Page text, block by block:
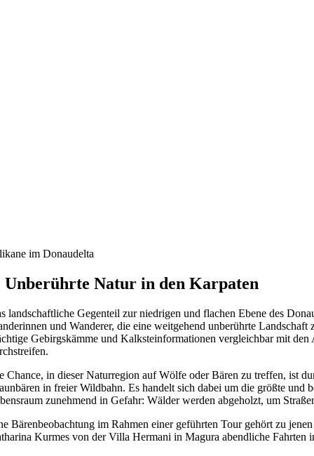
im Donaudelta
Unberührte Natur in den Karpaten
landschaftliche Gegenteil zur niedrigen und flachen Ebene des
und Wanderer, die eine weitgehend unberührte
Gebirgskämme und Kalksteinformationen vergleichbar mit
Chance, in dieser Naturregion auf Wölfe oder Bären zu treffen, ist
in freier Wildbahn. Es handelt sich dabei um die größte
zunehmend in Gefahr: Wälder werden abgeholzt, um
Bärenbeobachtung im Rahmen einer geführten Tour gehört zu
Kurmes von der Villa Hermani in Magura abendliche Fahrten